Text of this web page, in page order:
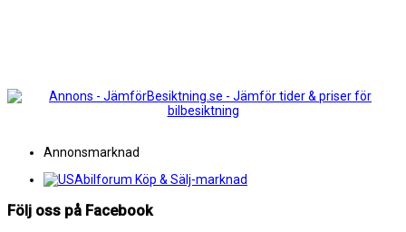
Annonsmarknad
Följ oss på Facebook